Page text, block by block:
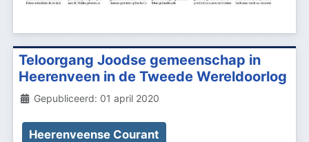
Teloorgang Joodse gemeenschap in
Heerenveen in de Tweede Wereldoorlog
Details
Gepubliceerd: 01 april 2020
Heerenveense Courant